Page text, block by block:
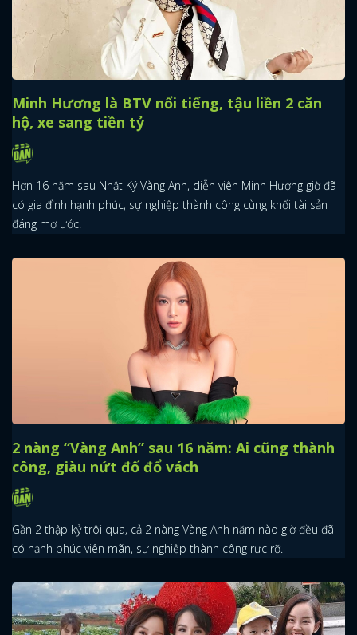
Minh Hương là BTV nổi tiếng, tậu liền 2 căn
hộ, xe sang tiền tỷ
Hơn 16 năm sau Nhật Ký Vàng Anh, diễn viên Minh Hương giờ đã
có gia đình hạnh phúc, sự nghiệp thành công cùng khối tài sản
đáng mơ ước.
2 nàng “Vàng Anh” sau 16 năm: Ai cũng thành
công, giàu nứt đố đổ vách
Gần 2 thập kỷ trôi qua, cả 2 nàng Vàng Anh năm nào giờ đều đã
có hạnh phúc viên mãn, sự nghiệp thành công rực rỡ.